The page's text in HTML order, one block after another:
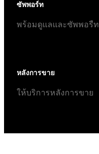
ซัพพอร์ท
พร้อมดูแลและซัพพอรืท
หลังการขาย
ให้บริการหลังการขาย